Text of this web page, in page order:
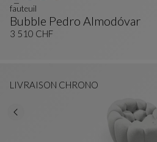
Bubble Pedro Almodóvar
Fauteuil
Voir La Description Complète
fauteuil
3 510 CHF
LIVRAISON CHRONO